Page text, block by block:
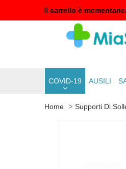
Il carrello è
COVID-19 AUSILI
Home Supporti Di